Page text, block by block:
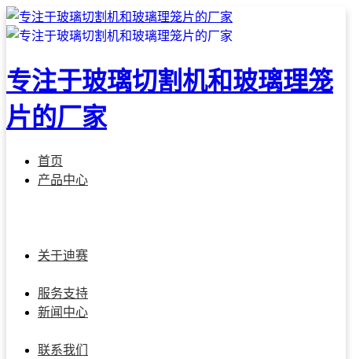
专注于玻璃切割机和玻璃理笼
片的厂家
首页
产品中心
关于迪赛
服务支持
新闻中心
联系我们